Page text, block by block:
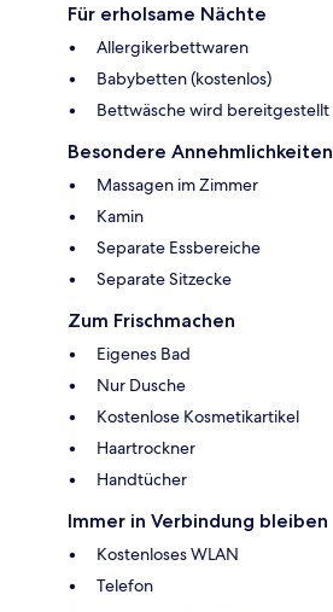
Für erholsame Nächte
Allergikerbettwaren
Babybetten (kostenlos)
Bettwäsche wird bereitgestellt
Besondere Annehmlichkeiten
Massagen im Zimmer
Kamin
Separate Essbereiche
Separate Sitzecke
Zum Frischmachen
Eigenes Bad
Nur Dusche
Kostenlose Kosmetikartikel
Haartrockner
Handtücher
Immer in Verbindung bleiben
Kostenloses WLAN
Telefon